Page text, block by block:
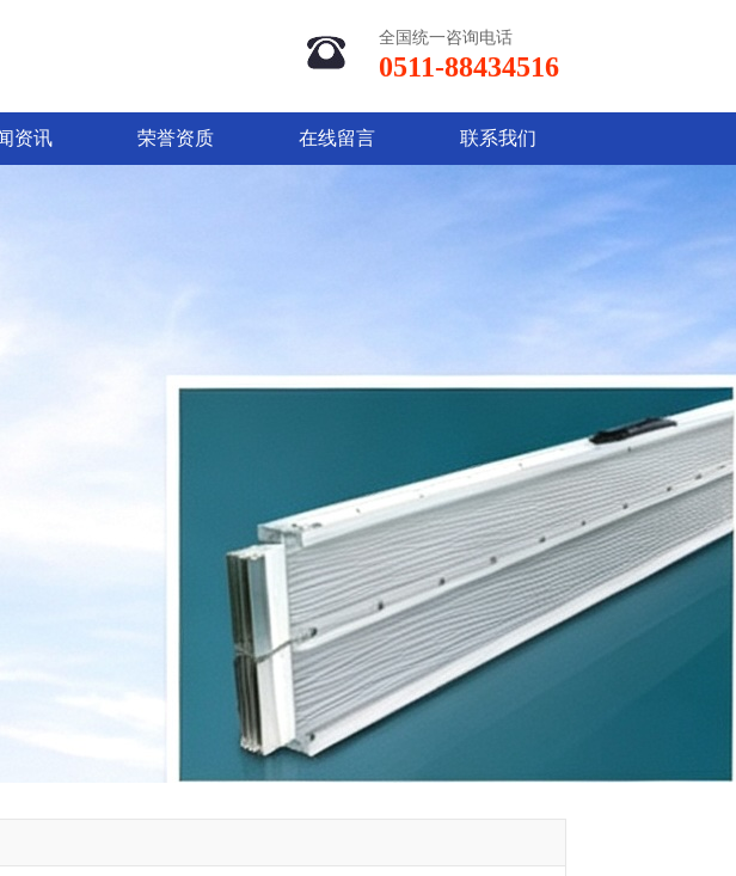
全国统一咨询电话
0511-88434516
资讯 荣誉资质 在线留言 联系我们